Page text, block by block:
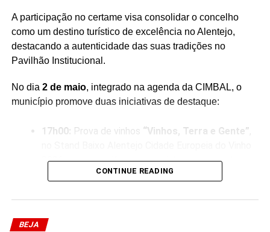
A participação no certame visa consolidar o concelho
como um destino turístico de excelência no Alentejo,
destacando a autenticidade das suas tradições no
Pavilhão Institucional.
No dia 2 de maio, integrado na agenda da CIMBAL, o
município promove duas iniciativas de destaque:
17h00: Prova de vinhos “Vinhos, Terra e Gente”
2026, uma experiência sensorial que une o saber-
fazer ancestral aos produtos locais.
identidade musical da região.
CONTINUE READING
BEJA